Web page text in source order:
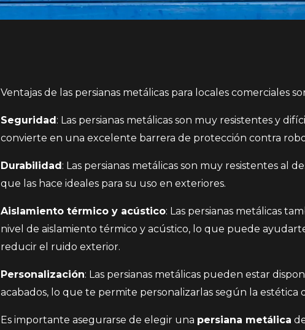
Ventajas de las persianas metálicas para locales comerciales
Seguridad: Las persianas metálicas son muy resistentes y
convierte en una excelente barrera de protección contra
Durabilidad: Las persianas metálicas son muy resistentes al
que las hace ideales para su uso en exteriores.
Aislamiento térmico y acústico: Las persianas metálicas
nivel de aislamiento térmico y acústico, lo que puede
reducir el ruido exterior.
Personalización: Las persianas metálicas pueden estar
acabados, lo que te permite personalizarlas según la estética
Es importante asegurarse de elegir una persiana metálica